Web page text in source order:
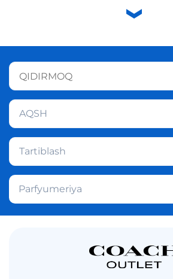
AQSH
Tartiblash
Parfyumeriya